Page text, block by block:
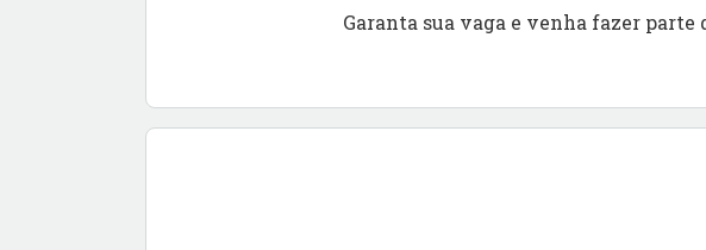
Garanta sua vaga e venha fazer parte